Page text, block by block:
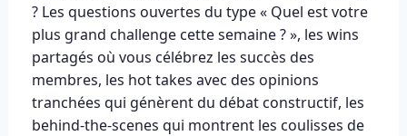
? Les questions ouvertes du type « Quel est votre
plus grand challenge cette semaine ? », les wins
partagés où vous célébrez les succès des
membres, les hot takes avec des opinions
tranchées qui génèrent du débat constructif, les
behind-the-scenes qui montrent les coulisses de